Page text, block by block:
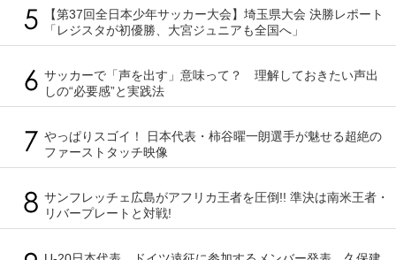
【第37回全日本少年サッカー大会】埼玉県大会 決勝レポート
「レジスタが初優勝、大宮ジュニアも全国へ」
サッカーで「声を出す」意味って？ 理解しておきたい声出
しの“必要感”と実践法
やっぱりスゴイ！ 日本代表・柿谷曜一朗選手が魅せる超絶の
ファーストタッチ映像
サンフレッチェ広島がアフリカ王者を圧倒!! 準決は南米王者・
リバープレートと対戦!